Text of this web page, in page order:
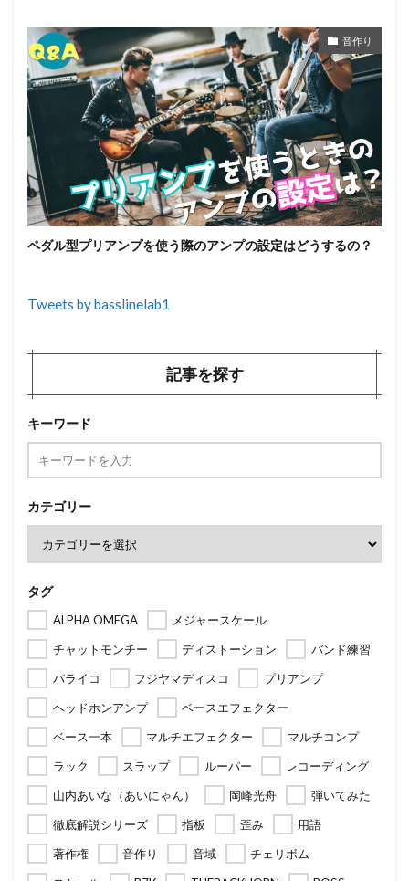
音作り
ペダル型プリアンプを使う際のアンプの設定はどうするの？
Tweets by basslinelab1
記事を探す
キーワード
カテゴリー
タグ
ALPHA OMEGA
メジャースケール
チャットモンチー
ディストーション
バンド練習
パライコ
フジヤマディスコ
プリアンプ
ヘッドホンアンプ
ベースエフェクター
ベース一本
マルチエフェクター
マルチコンプ
ラック
スラップ ルーパー
レコーディング
山内あいな（あいにゃん）
岡峰光舟
弾いてみた
徹底解説シリーズ
指板 歪み
用語
著作権
音作り 音域
チェリボム